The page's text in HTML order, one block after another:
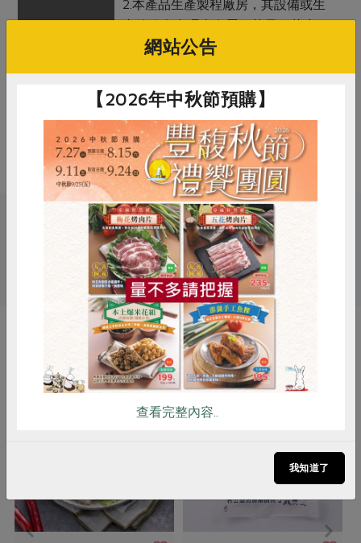
2.本產品生產製程廠房，其設備或生
奶類、魚、甲殼類、軟體動物類、堅
硫酸鹽、螺貝類及其製品。
備註/
其他標示
須冷凍
非供即食，應充分加熱
關鍵字
# 雞腿 # 御正 # 雞肉
你可能有興趣的產品
RPET 食譜 減硝酸鹽
雞蛋 食安 共同購買
網站公告
【2026年中秋節預購】
查看完整內容..
我知道了